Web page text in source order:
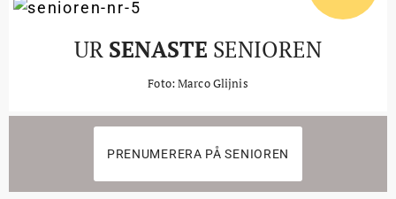
UR SENASTE SENIOREN
Foto: Marco Glijnis
PRENUMERERA PÅ SENIOREN